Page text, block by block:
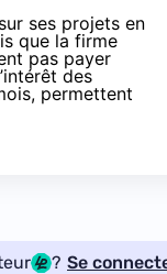
ses projets en
que la firme
pas payer
des
permettent
? Se